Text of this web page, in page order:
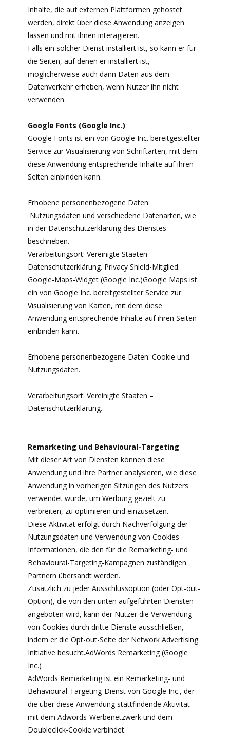
Inhalte, die auf externen Plattformen gehostet
werden, direkt über diese Anwendung anzeigen
lassen und mit ihnen interagieren.
Falls ein solcher Dienst installiert ist, so kann er für
die Seiten, auf denen er installiert ist,
möglicherweise auch dann Daten aus dem
Datenverkehr erheben, wenn Nutzer ihn nicht
verwenden.
Google Fonts (Google Inc.)
Google Fonts ist ein von Google Inc. bereitgestellter
Service zur Visualisierung von Schriftarten, mit dem
diese Anwendung entsprechende Inhalte auf ihren
Seiten einbinden kann.
Erhobene personenbezogene Daten:
Nutzungsdaten und verschiedene Datenarten, wie
in der Datenschutzerklärung des Dienstes
beschrieben.
Verarbeitungsort: Vereinigte Staaten –
Datenschutzerklärung. Privacy Shield-Mitglied.
Google-Maps-Widget (Google Inc.)Google Maps ist
ein von Google Inc. bereitgestellter Service zur
Visualisierung von Karten, mit dem diese
Anwendung entsprechende Inhalte auf ihren Seiten
einbinden kann.
Erhobene personenbezogene Daten: Cookie und
Nutzungsdaten.
Verarbeitungsort: Vereinigte Staaten –
Datenschutzerklärung.
Remarketing und Behavioural-Targeting
Mit dieser Art von Diensten können diese
Anwendung und ihre Partner analysieren, wie diese
Anwendung in vorherigen Sitzungen des Nutzers
verwendet wurde, um Werbung gezielt zu
verbreiten, zu optimieren und einzusetzen.
Diese Aktivität erfolgt durch Nachverfolgung der
Nutzungsdaten und Verwendung von Cookies –
Informationen, die den für die Remarketing- und
Behavioural-Targeting-Kampagnen zuständigen
Partnern übersandt werden.
Zusätzlich zu jeder Ausschlussoption (oder Opt-out-
Option), die von den unten aufgeführten Diensten
angeboten wird, kann der Nutzer die Verwendung
von Cookies durch dritte Dienste ausschließen,
indem er die Opt-out-Seite der Network Advertising
Initiative besucht.AdWords Remarketing (Google
Inc.)
AdWords Remarketing ist ein Remarketing- und
Behavioural-Targeting-Dienst von Google Inc., der
die über diese Anwendung stattfindende Aktivität
mit dem Adwords-Werbenetzwerk und dem
Doubleclick-Cookie verbindet.